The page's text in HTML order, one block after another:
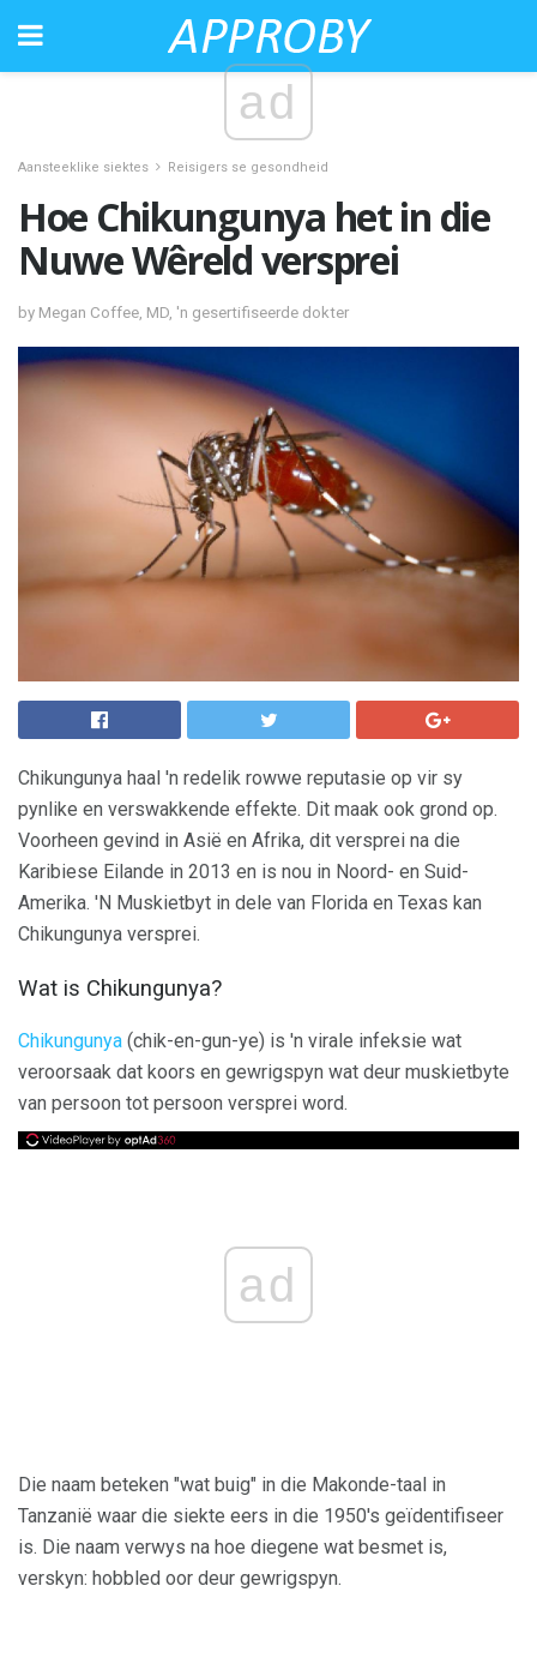
ad
Aansteeklike siektes Reisigers se gesondheid
Hoe Chikungunya het in die
Nuwe Wêreld versprei
by Megan Coffee, MD, 'n gesertifiseerde dokter
Chikungunya haal 'n redelik rowwe reputasie op vir sy
pynlike en verswakkende effekte. Dit maak ook grond op.
Voorheen gevind in Asië en Afrika, dit versprei na die
Karibiese Eilande in 2013 en is nou in Noord- en Suid-
Amerika. 'N Muskietbyt in dele van Florida en Texas kan
Chikungunya versprei.
Wat is Chikungunya?
Chikungunya (chik-en-gun-ye) is 'n virale infeksie wat
veroorsaak dat koors en gewrigspyn wat deur muskietbyte
van persoon tot persoon versprei word.
ad
Die naam beteken "wat buig" in die Makonde-taal in
Tanzanië waar die siekte eers in die 1950's geïdentifiseer
is. Die naam verwys na hoe diegene wat besmet is,
verskyn: hobbled oor deur gewrigspyn.